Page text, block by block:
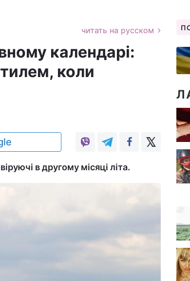
читать на русском
календарі:
коли
в другому місяці літа.